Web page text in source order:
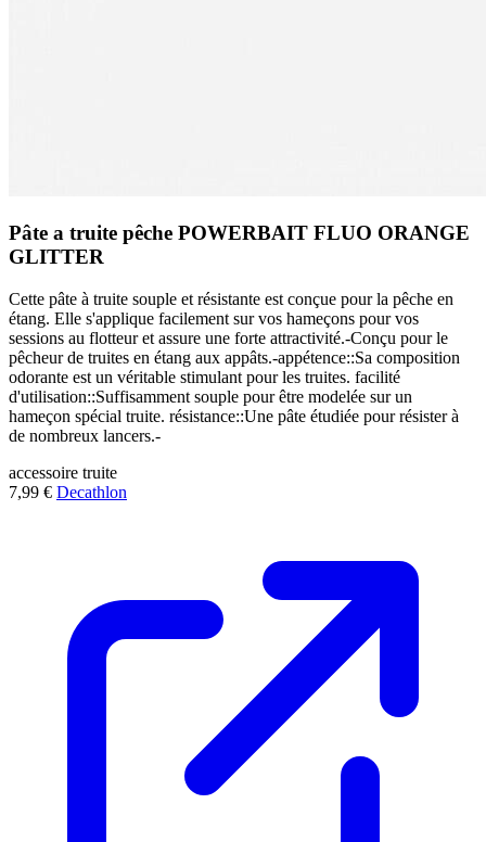
Pâte a truite pêche POWERBAIT FLUO ORANGE
GLITTER
Cette pâte à truite souple et résistante est conçue pour la pêche en
étang. Elle s'applique facilement sur vos hameçons pour vos
sessions au flotteur et assure une forte attractivité.-Conçu pour le
pêcheur de truites en étang aux appâts.-appétence::Sa composition
odorante est un véritable stimulant pour les truites. facilité
d'utilisation::Suffisamment souple pour être modelée sur un
hameçon spécial truite. résistance::Une pâte étudiée pour résister à
de nombreux lancers.-
accessoire truite
7,99 € Decathlon